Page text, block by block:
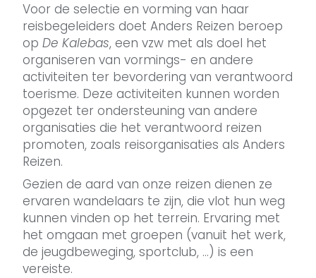
Voor de selectie en vorming van haar
reisbegeleiders doet Anders Reizen beroep
op De Kalebas, een vzw met als doel het
organiseren van vormings- en andere
activiteiten ter bevordering van verantwoord
toerisme. Deze activiteiten kunnen worden
opgezet ter ondersteuning van andere
organisaties die het verantwoord reizen
promoten, zoals reisorganisaties als Anders
Reizen.
Gezien de aard van onze reizen dienen ze
ervaren wandelaars te zijn, die vlot hun weg
kunnen vinden op het terrein. Ervaring met
het omgaan met groepen (vanuit het werk,
de jeugdbeweging, sportclub, …) is een
vereiste.